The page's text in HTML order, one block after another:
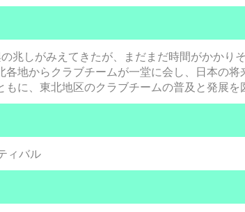
兆しがみえてきたが、まだまだ時間がかかり
地からクラブチームが一堂に会し、日本の
に、東北地区のクラブチームの普及と発展を
ィバル